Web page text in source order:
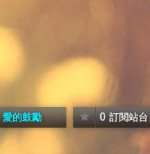
愛的鼓勵 0 訂閱站台